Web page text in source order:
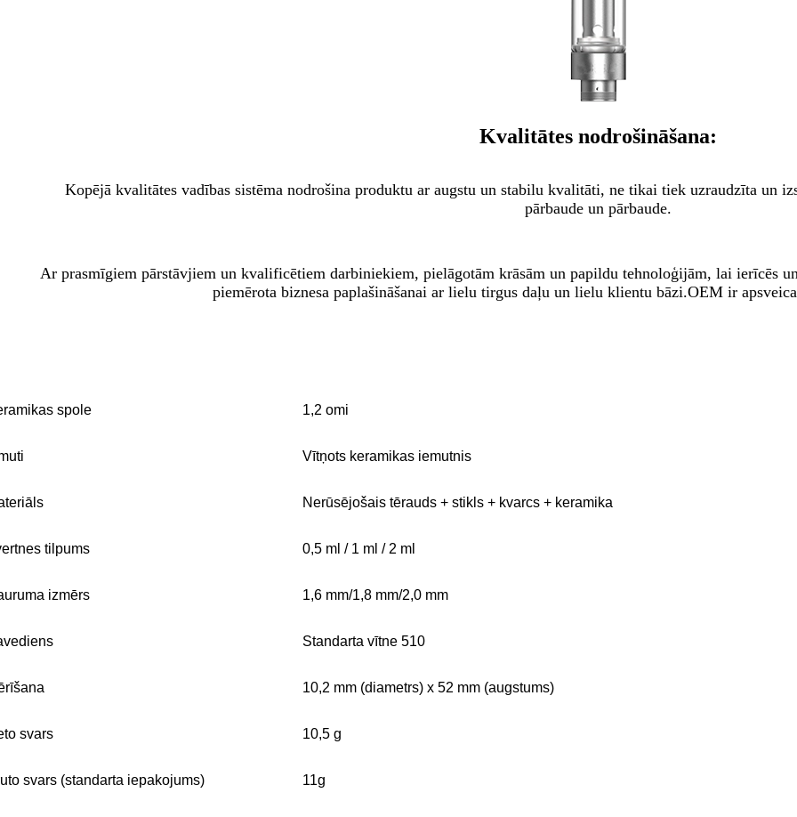
Kvalitātes nodrošināšana:
Kopējā kvalitātes vadības sistēma nodrošina produktu ar augstu un stabilu kvalitāti, ne tikai tiek uzraudzīta un
pārbaude un pārbaude.
Ar prasmīgiem pārstāvjiem un kvalificētiem darbiniekiem, pielāgotām krāsām un papildu tehnoloģijām, lai ierīcēs
piemērota biznesa paplašināšanai ar lielu tirgus daļu un lielu klientu bāzi.OEM ir
spole 1,2 omi
Vītņots keramikas iemutnis
Nerūsējošais tērauds + stikls + kvarcs + keramika
tilpums 0,5 ml / 1 ml / 2 ml
izmērs 1,6 mm/1,8 mm/2,0 mm
Standarta vītne 510
10,2 mm (diametrs) x 52 mm (augstums)
svars 10,5 g
svars (standarta iepakojums) 11g